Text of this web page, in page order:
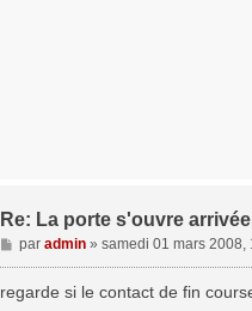
Re: La porte s'ouvre
M
e
s
par admin» samedi 01 mars 2008,
regarde si le contact de fin